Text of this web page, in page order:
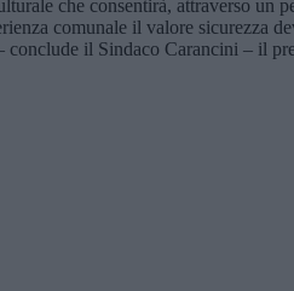
che consentirà, attraverso un
comunale il valore sicurezza
il Sindaco Carancini – il